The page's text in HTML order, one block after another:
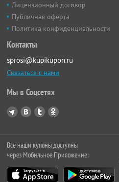
Лицензионный договор
Публичная оферта
Политика конфиденциальности
Контакты
sprosi@kupikupon.ru
Связаться с нами
Мы в Соцсетях
Все наши купоны доступны
через Мобильное Приложение: